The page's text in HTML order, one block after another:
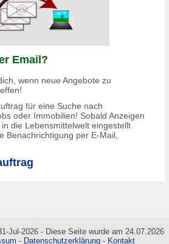
Email?
wenn neue Angebote zu
für eine Suche nach
oder Immobilien! Sobald Anzeigen
die Lebensmittelwelt eingestellt
Benachrichtigung per E-Mail,
Jul-2026 - Diese Seite wurde am 24.07.2026
- Datenschutzerklärung- Kontakt